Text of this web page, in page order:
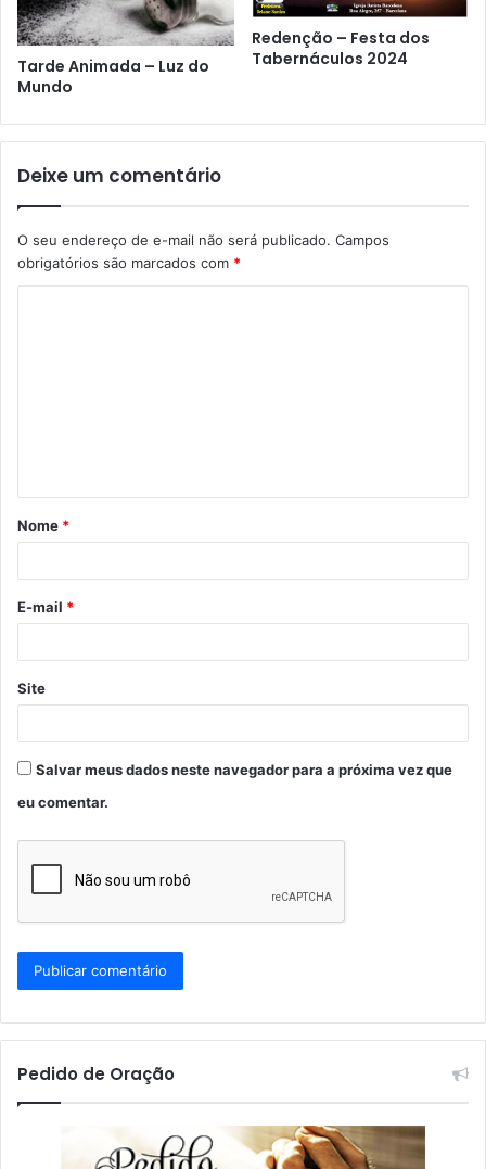
Tarde Animada – Luz do
Mundo
Redenção – Festa dos
Tabernáculos 2024
Deixe um comentário
O seu endereço de e-mail não será publicado. Campos
obrigatórios são marcados com *
á
r
*
Nome *
E-mail *
Site
Salvar meus dados neste navegador para a próxima vez que
eu comentar.
Pedido de Oração